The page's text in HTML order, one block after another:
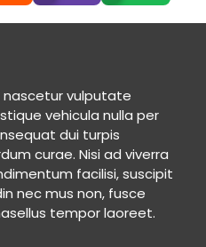
vulputate
vehicula nulla per
dui turpis
curae. Nisi ad viverra
facilisi, suscipit
nec mus non, fusce
tempor laoreet.